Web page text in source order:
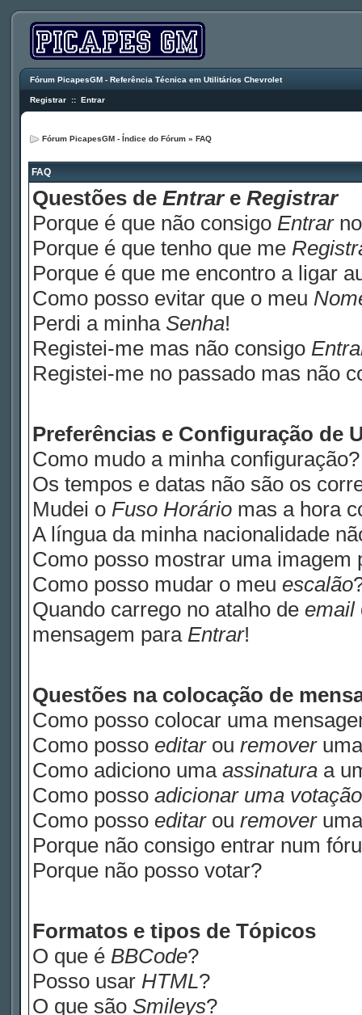
Fórum PicapesGM - Referência Técnica em Utilitários Chevrolet
Registrar :: Entrar
Fórum PicapesGM - Índice do Fórum » FAQ
FAQ
Questões de Entrare Registrar
Porque é que não consigo Entrar
Porque é que tenho que me
Porque é que me encontro a ligar
Como posso evitar que o meu
Perdi a minha Senha!
Registei-me mas não consigo
Registei-me no passado mas não
Preferências e Configuração de
Como mudo a minha configuração?
Os tempos e datas não são os
Mudei o Fuso Horário mas a hora
A língua da minha nacionalidade
Como posso mostrar uma
Como posso mudar o meu escalão
Quando carrego no atalho de email
mensagem para Entrar!
Questões na colocação de
Como posso colocar uma
Como posso editarou remover
Como adiciono uma assinatura a
Como posso adicionar uma votação
Como posso editarou remover
Porque não consigo entrar num
Porque não posso votar?
Formatos e tipos de Tópicos
O que é BBCode?
Posso usar HTML?
O que são Smileys?